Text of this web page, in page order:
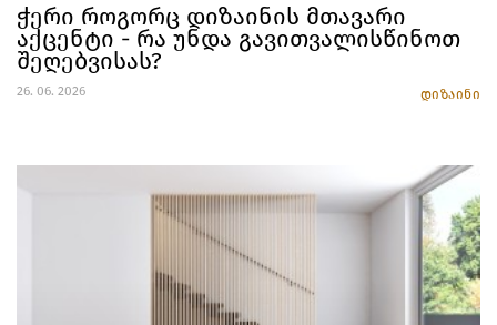
ჭერი როგორც დიზაინის მთავარი
აქცენტი - რა უნდა გავითვალისწინოთ
შეღებვისას?
26. 06. 2026 დიზაინი